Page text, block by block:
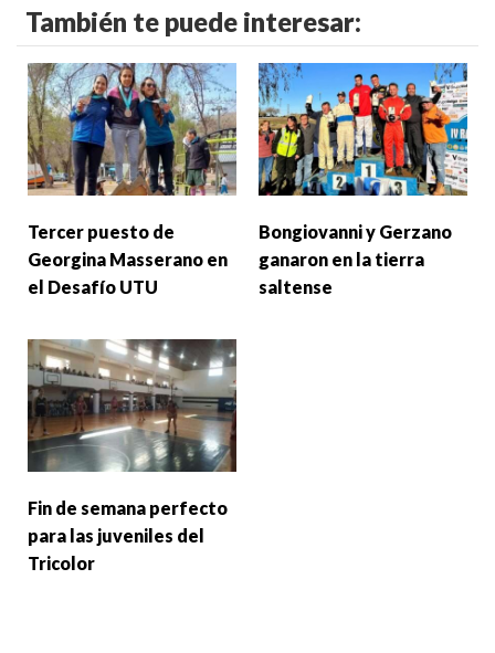
También te puede interesar:
Tercer puesto de
Georgina Masserano en
el Desafío UTU
Bongiovanni y Gerzano
ganaron en la tierra
saltense
Fin de semana perfecto
para las juveniles del
Tricolor